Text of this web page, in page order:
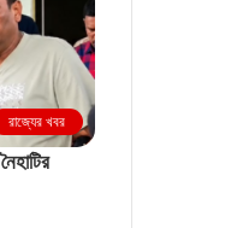
রাজ্যের খবর